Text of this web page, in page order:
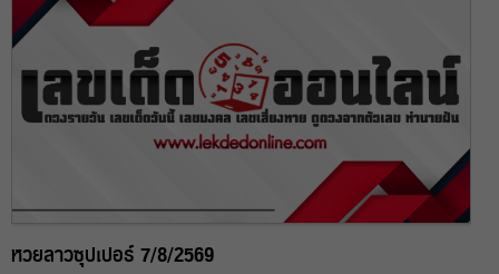
หวยลาวซุปเปอร์ 7/8/2569